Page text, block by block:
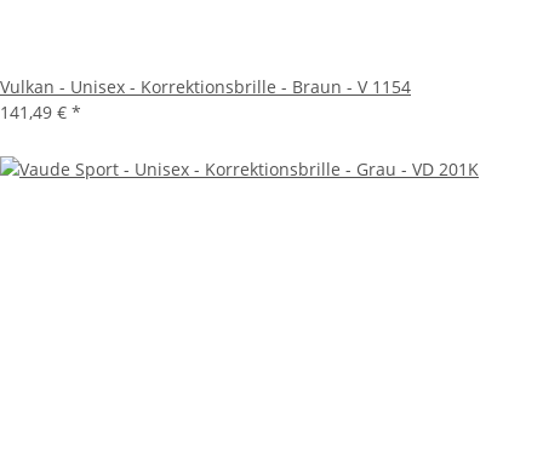
Vulkan - Unisex - Korrektionsbrille - Braun - V 1154
141,49 € *